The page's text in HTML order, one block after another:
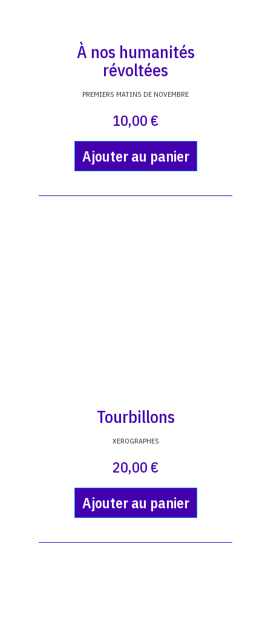
À nos humanités
révoltées
PREMIERS MATINS DE NOVEMBRE
10,00 €
Ajouter au panier
Tourbillons
XEROGRAPHES
20,00 €
Ajouter au panier